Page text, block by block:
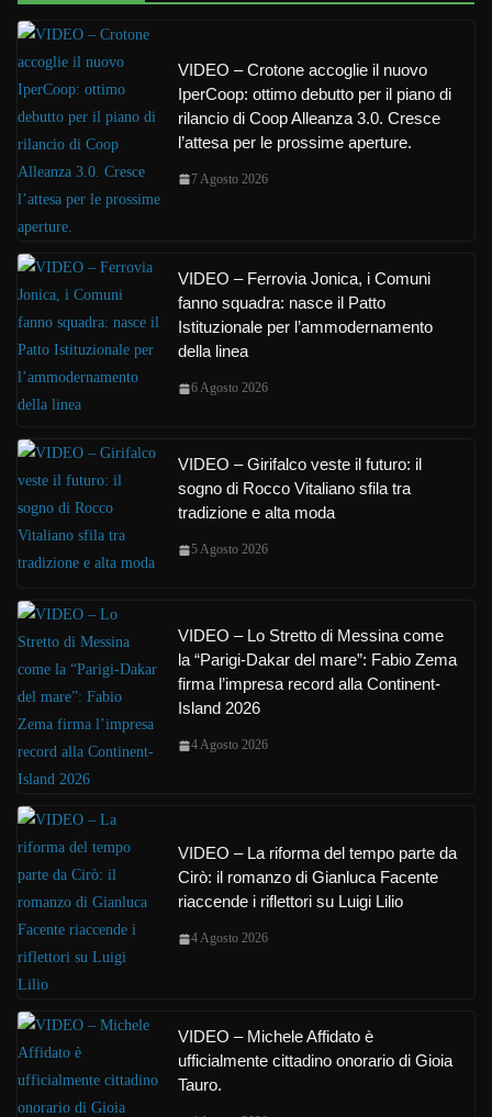
VIDEO – Crotone accoglie il nuovo
IperCoop: ottimo debutto per il piano di
rilancio di Coop Alleanza 3.0. Cresce
l’attesa per le prossime aperture.
7 Agosto 2026
VIDEO – Ferrovia Jonica, i Comuni
fanno squadra: nasce il Patto
Istituzionale per l’ammodernamento
della linea
6 Agosto 2026
VIDEO – Girifalco veste il futuro: il
sogno di Rocco Vitaliano sfila tra
tradizione e alta moda
5 Agosto 2026
VIDEO – Lo Stretto di Messina come
la “Parigi-Dakar del mare”: Fabio Zema
firma l’impresa record alla Continent-
Island 2026
4 Agosto 2026
VIDEO – La riforma del tempo parte da
Cirò: il romanzo di Gianluca Facente
riaccende i riflettori su Luigi Lilio
4 Agosto 2026
VIDEO – Michele Affidato è
ufficialmente cittadino onorario di Gioia
Tauro.